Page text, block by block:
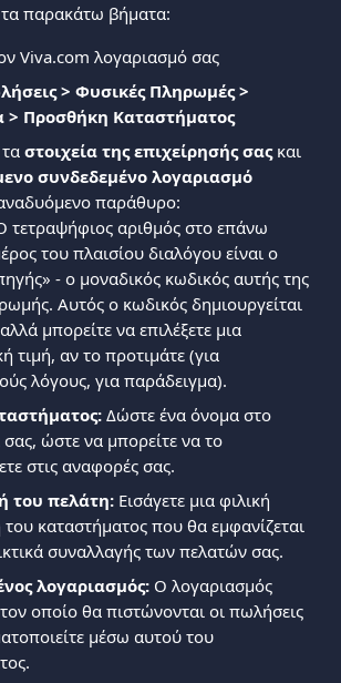
παρακάτω βήματα:
Viva.com λογαριασμό σας
> Φυσικές Πληρωμές >
> Προσθήκη Καταστήματος
στοιχεία της επιχείρησής σας και
συνδεδεμένο λογαριασμό
παράθυρο:
τετραψήφιος αριθμός στο επάνω
του πλαισίου διαλόγου είναι ο
- ο μοναδικός κωδικός αυτής της
Αυτός ο κωδικός δημιουργείται
μπορείτε να επιλέξετε μια
τιμή, αν το προτιμάτε (για
λόγους, για παράδειγμα).
Δώστε ένα όνομα στο
ώστε να μπορείτε να το
στις αναφορές σας.
του πελάτη: Εισάγετε μια φιλική
καταστήματος που θα εμφανίζεται
συναλλαγής των πελατών σας.
λογαριασμός: Ο λογαριασμός
οποίο θα πιστώνονται οι πωλήσεις
μέσω αυτού του